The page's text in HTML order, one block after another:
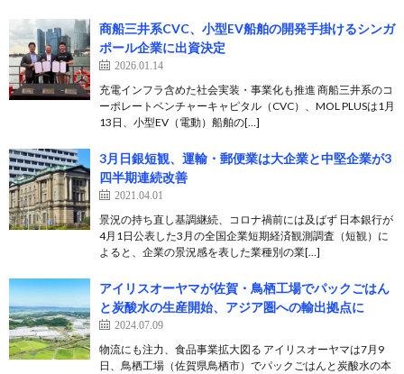
商船三井系CVC、小型EV船舶の開発手掛けるシンガ
ポール企業に出資決定
2026.01.14
充電インフラ含めた社会実装・事業化も推進 商船三井系のコ
ーポレートベンチャーキャピタル（CVC）、MOL PLUSは1月
13日、小型EV（電動）船舶の[…]
3月日銀短観、運輸・郵便業は大企業と中堅企業が3
四半期連続改善
2021.04.01
景況の持ち直し基調継続、コロナ禍前には及ばず 日本銀行が
4月1日公表した3月の全国企業短期経済観測調査（短観）に
よると、企業の景況感を表した業種別の業[…]
アイリスオーヤマが佐賀・鳥栖工場でパックごはん
と炭酸水の生産開始、アジア圏への輸出拠点に
2024.07.09
物流にも注力、食品事業拡大図る アイリスオーヤマは7月9
日、鳥栖工場（佐賀県鳥栖市）でパックごはんと炭酸水の本